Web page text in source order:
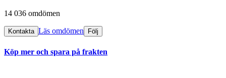
14 036 omdömen
Kontakta Läs omdömen Följ
Köp mer och spara på frakten